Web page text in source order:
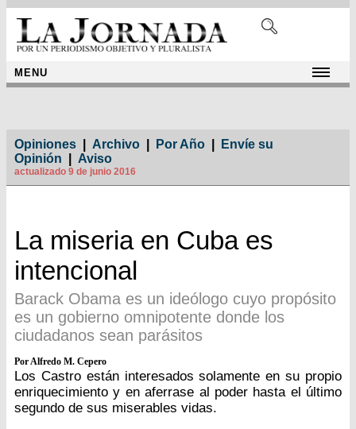
MENU
Opiniones Archivo Por Año
Envíe su
Opinión
Aviso
actualizado 9 de junio 2016
La miseria en Cuba es
intencional
Barack Obama es un ideólogo cuyo propósito
es un gobierno omnipotente donde los
ciudadanos sean parásitos
Por Alfredo M. Cepero
Los Castro están interesados solamente en su propio
enriquecimiento y en aferrase al poder hasta el último
segundo de sus miserables vidas.